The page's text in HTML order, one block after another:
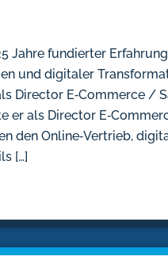
Jahre fundierter
und digitaler
Director E‑Commerce /
als Director
den Online‑Vertrieb,
[…]